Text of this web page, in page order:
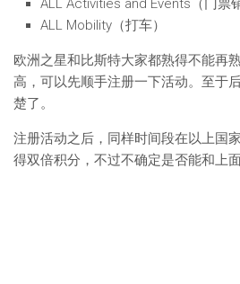
ALL Activities and Events（门票
ALL Mobility（打车）
欧洲之星和比斯特大家都熟得不能再
高，可以先顺手注册一下活动。至于
楚了。
注册活动之后，同样时间段在以上国
得双倍积分，不过不确定是否能和上